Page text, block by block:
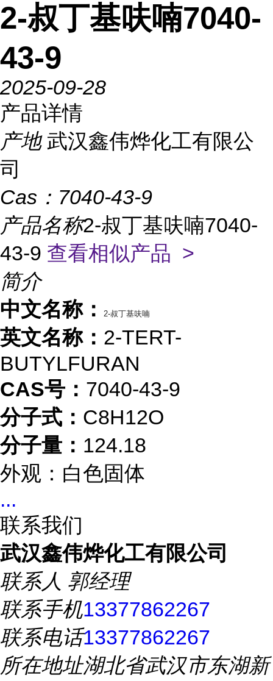
2-叔丁基呋喃7040-
43-9
2025-09-28
产品详情
产地 武汉鑫伟烨化工有限公
司
Cas： 7040-43-9
产品名称2-叔丁基呋喃7040-
43-9 查看相似产品 >
简介
中文名称：
2-叔丁基呋喃
英文名称： 2-TERT-
BUTYLFURAN
CAS号： 7040-43-9
分子式： C8H12O
分子量： 124.18
外观：白色固体
...
联系我们
武汉鑫伟烨化工有限公司
联系人 郭经理
联系手机13377862267
联系电话13377862267
所在地址湖北省武汉市东湖新